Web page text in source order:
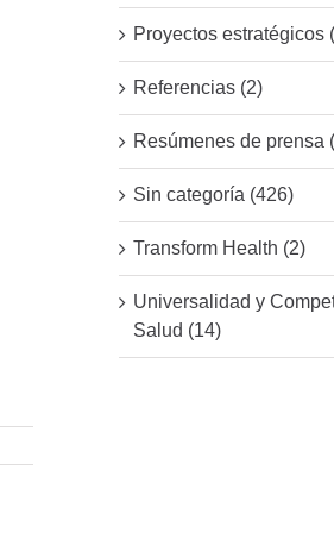
Proyectos estratégicos
Referencias (2)
Resúmenes de prensa
Sin categoría (426)
Transform Health (2)
Universalidad y
Salud (14)